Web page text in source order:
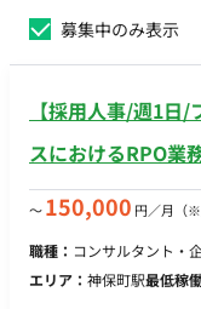
募集中のみ表示
【採用人事/週1日
スにおけるRPO業
〜150,000 円／月 （
職種： コンサルタント・
エリア： 神保町駅最低稼